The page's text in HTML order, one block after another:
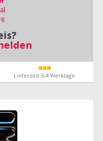
Lieferzeit 3-4 Werktage